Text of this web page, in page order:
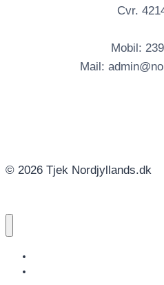
Cvr.
Mobil:
Mail:
© 2026 Tjek Nordjyllands.dk